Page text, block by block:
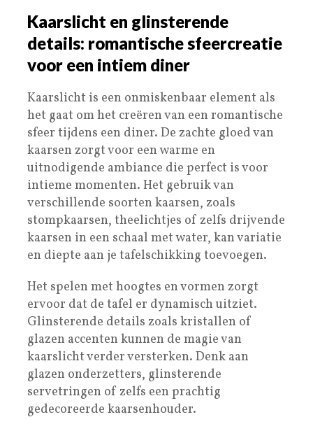
Kaarslicht en glinsterende
details: romantische sfeercreatie
voor een intiem diner
Kaarslicht is een onmiskenbaar element als
het gaat om het creëren van een romantische
sfeer tijdens een diner. De zachte gloed van
kaarsen zorgt voor een warme en
uitnodigende ambiance die perfect is voor
intieme momenten. Het gebruik van
verschillende soorten kaarsen, zoals
stompkaarsen, theelichtjes of zelfs drijvende
kaarsen in een schaal met water, kan variatie
en diepte aan je tafelschikking toevoegen.
Het spelen met hoogtes en vormen zorgt
ervoor dat de tafel er dynamisch uitziet.
Glinsterende details zoals kristallen of
glazen accenten kunnen de magie van
kaarslicht verder versterken. Denk aan
glazen onderzetters, glinsterende
servetringen of zelfs een prachtig
gedecoreerde kaarsenhouder.